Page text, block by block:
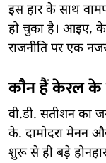
इस हार के साथ
हो चुका है। आइए,
राजनीति पर एक
कौन हैं केरल के
वी.डी. सतीशन का
के. दामोदरा मेनन
शुरू से ही बड़े